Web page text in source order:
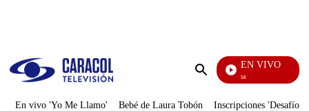
Enviar
EN VIVO
Ciudad Lejana
En vivo 'Yo Me Llamo' Bebé de Laura Tobón Inscripciones 'Desafío'